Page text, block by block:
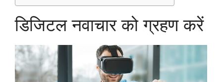
डिजिटल नवाचार को ग्रहण करें